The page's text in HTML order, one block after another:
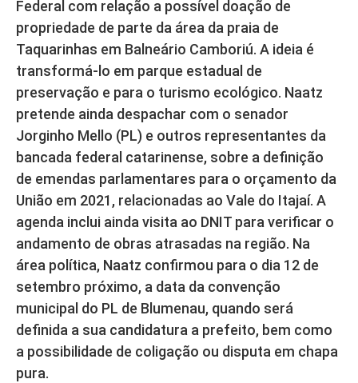
Federal com relação a possível doação de
propriedade de parte da área da praia de
Taquarinhas em Balneário Camboriú. A ideia é
transformá-lo em parque estadual de
preservação e para o turismo ecológico. Naatz
pretende ainda despachar com o senador
Jorginho Mello (PL) e outros representantes da
bancada federal catarinense, sobre a definição
de emendas parlamentares para o orçamento da
União em 2021, relacionadas ao Vale do Itajaí. A
agenda inclui ainda visita ao DNIT para verificar o
andamento de obras atrasadas na região. Na
área política, Naatz confirmou para o dia 12 de
setembro próximo, a data da convenção
municipal do PL de Blumenau, quando será
definida a sua candidatura a prefeito, bem como
a possibilidade de coligação ou disputa em chapa
pura.